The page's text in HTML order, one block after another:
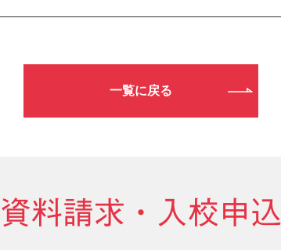
一覧に戻る
資料請求・入校申込